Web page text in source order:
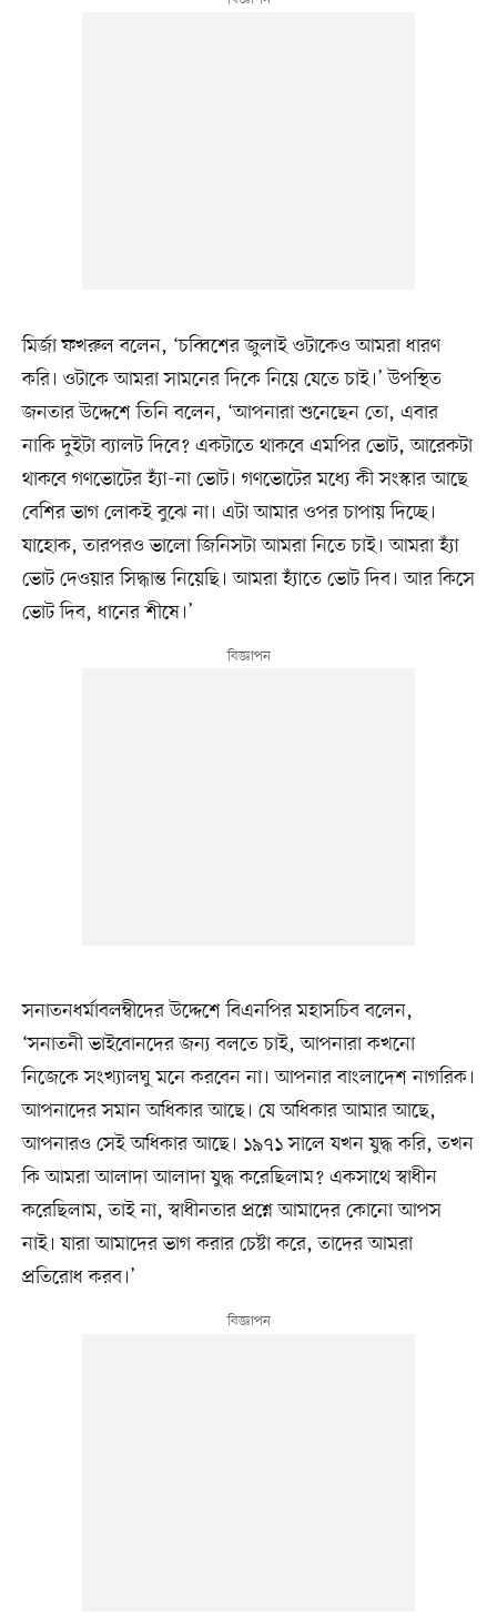
মির্জা ফখরুল বলেন, ‘চব্বিশের জুলাই ওটাকেও আমরা ধারণ
করি। ওটাকে আমরা সামনের দিকে নিয়ে যেতে চাই।’ উপস্থিত
জনতার উদ্দেশে তিনি বলেন, ‘আপনারা শুনেছেন তো, এবার
নাকি দুইটা ব্যালট দিবে? একটাতে থাকবে এমপির ভোট, আরেকটা
থাকবে গণভোটের হ্যাঁ-না ভোট। গণভোটের মধ্যে কী সংস্কার আছে
বেশির ভাগ লোকই বুঝে না। এটা আমার ওপর চাপায় দিচ্ছে।
যাহোক, তারপরও ভালো জিনিসটা আমরা নিতে চাই। আমরা হ্যাঁ
ভোট দেওয়ার সিদ্ধান্ত নিয়েছি। আমরা হ্যাঁতে ভোট দিব। আর কিসে
ভোট দিব, ধানের শীষে।’
সনাতনধর্মাবলম্বীদের উদ্দেশে বিএনপির মহাসচিব বলেন,
‘সনাতনী ভাইবোনদের জন্য বলতে চাই, আপনারা কখনো
নিজেকে সংখ্যালঘু মনে করবেন না। আপনার বাংলাদেশ নাগরিক।
আপনাদের সমান অধিকার আছে। যে অধিকার আমার আছে,
আপনারও সেই অধিকার আছে। ১৯৭১ সালে যখন যুদ্ধ করি, তখন
কি আমরা আলাদা আলাদা যুদ্ধ করেছিলাম? একসাথে স্বাধীন
করেছিলাম, তাই না, স্বাধীনতার প্রশ্নে আমাদের কোনো আপস
নাই। যারা আমাদের ভাগ করার চেষ্টা করে, তাদের আমরা
প্রতিরোধ করব।’